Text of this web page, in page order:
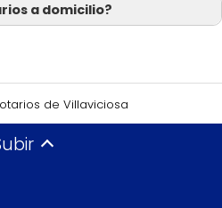
a domicilio?
de Villaviciosa